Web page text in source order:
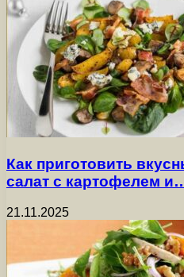
Как приготовить
салат с картофелем
21.11.2025